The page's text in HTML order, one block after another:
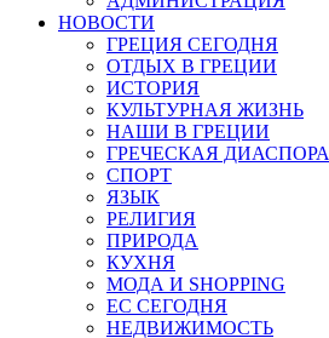
НОВОСТИ
ГРЕЦИЯ СЕГОДНЯ
ОТДЫХ В ГРЕЦИИ
ИСТОРИЯ
КУЛЬТУРНАЯ ЖИЗНЬ
НАШИ В ГРЕЦИИ
ГРЕЧЕСКАЯ ДИАСПОРА
СПОРТ
ЯЗЫК
РЕЛИГИЯ
ПРИРОДА
КУХНЯ
МОДА И SHOPPING
ЕС СЕГОДНЯ
НЕДВИЖИМОСТЬ